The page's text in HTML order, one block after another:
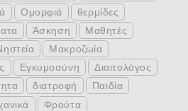
Ομορφιά
θερμίδες
Άσκηση
Μαθητές
Μακροζωία
Εγκυμοσύνη
Διαιτολόγος
διατροφή
Παιδία
Φρούτα